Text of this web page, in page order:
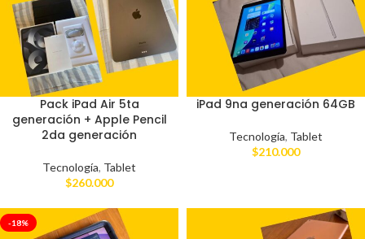
Pack iPad Air 5ta
generación + Apple Pencil
2da generación
Tecnología, Tablet
$260.000
iPad 9na generación 64GB
Tecnología, Tablet
$210.000
-18%